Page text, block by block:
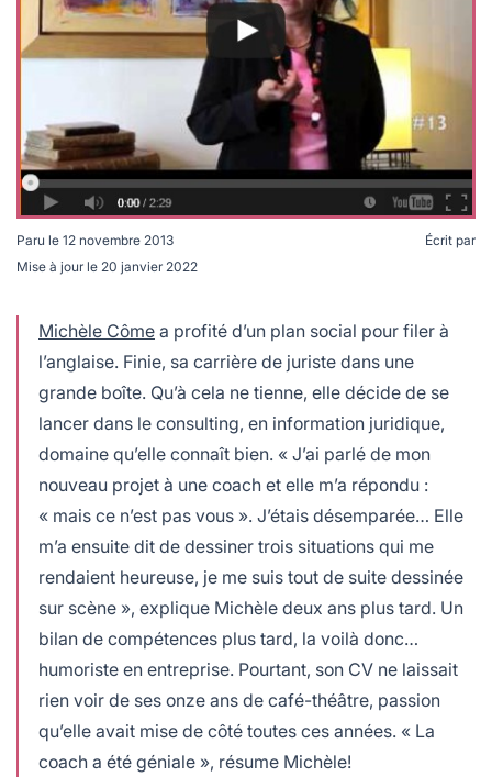
Paru le 12 novembre 2013
Mise à jour le 20 janvier 2022
Écrit par
Michèle Côme a profité d’un plan social pour filer à
l’anglaise. Finie, sa carrière de juriste dans une
grande boîte. Qu’à cela ne tienne, elle décide de se
lancer dans le consulting, en information juridique,
domaine qu’elle connaît bien. « J’ai parlé de mon
nouveau projet à une coach et elle m’a répondu :
« mais ce n’est pas vous ». J’étais désemparée… Elle
m’a ensuite dit de dessiner trois situations qui me
rendaient heureuse, je me suis tout de suite dessinée
sur scène », explique Michèle deux ans plus tard. Un
bilan de compétences plus tard, la voilà donc…
humoriste en entreprise. Pourtant, son CV ne laissait
rien voir de ses onze ans de café-théâtre, passion
qu’elle avait mise de côté toutes ces années. « La
coach a été géniale », résume Michèle!